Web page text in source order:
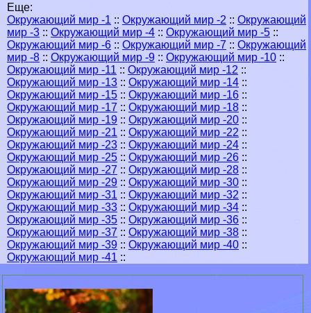
Еще:
Окружающий мир -1 :: Окружающий мир -2 :: Окружающий
мир -3 :: Окружающий мир -4 :: Окружающий мир -5 ::
Окружающий мир -6 :: Окружающий мир -7 :: Окружающий
мир -8 :: Окружающий мир -9 :: Окружающий мир -10 ::
Окружающий мир -11 :: Окружающий мир -12 ::
Окружающий мир -13 :: Окружающий мир -14 ::
Окружающий мир -15 :: Окружающий мир -16 ::
Окружающий мир -17 :: Окружающий мир -18 ::
Окружающий мир -19 :: Окружающий мир -20 ::
Окружающий мир -21 :: Окружающий мир -22 ::
Окружающий мир -23 :: Окружающий мир -24 ::
Окружающий мир -25 :: Окружающий мир -26 ::
Окружающий мир -27 :: Окружающий мир -28 ::
Окружающий мир -29 :: Окружающий мир -30 ::
Окружающий мир -31 :: Окружающий мир -32 ::
Окружающий мир -33 :: Окружающий мир -34 ::
Окружающий мир -35 :: Окружающий мир -36 ::
Окружающий мир -37 :: Окружающий мир -38 ::
Окружающий мир -39 :: Окружающий мир -40 ::
Окружающий мир -41 ::